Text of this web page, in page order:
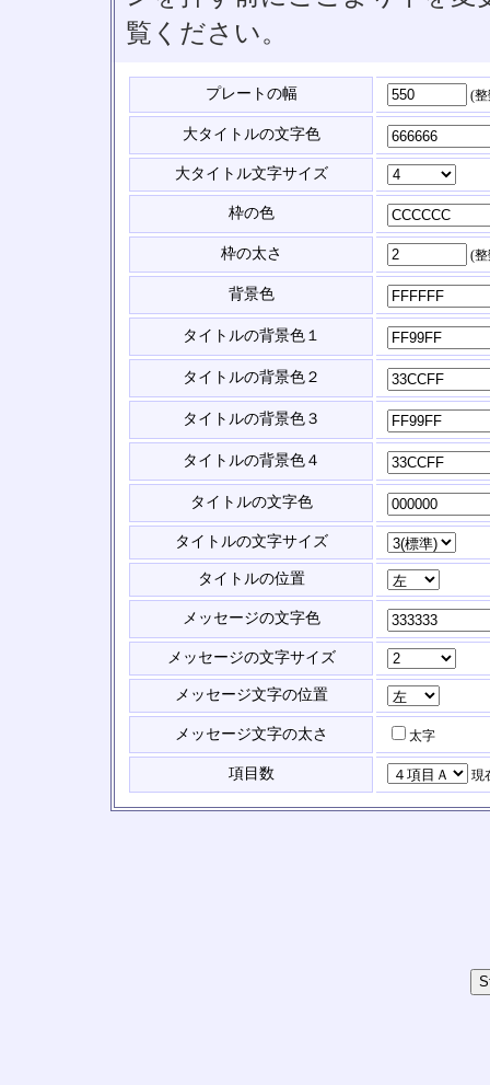
覧ください。
プレートの幅 (
大タイトルの文字色
大タイトル文字サイズ
枠の色
枠の太さ (
背景色
タイトルの背景色１
タイトルの背景色２
タイトルの背景色３
タイトルの背景色４
タイトルの文字色
タイトルの文字サイズ
タイトルの位置
メッセージの文字色
メッセージの文字サイズ
メッセージ文字の位置
メッセージ文字の太さ 太字
項目数 現